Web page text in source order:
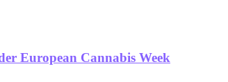
European Cannabis Week